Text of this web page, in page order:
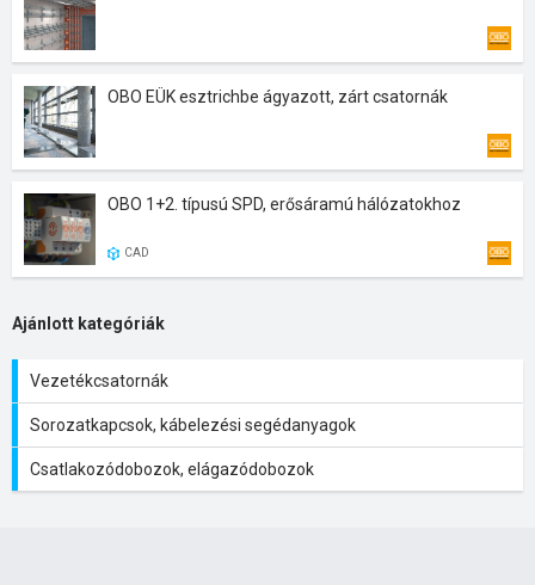
OBO EÜK esztrichbe ágyazott, zárt csatornák
OBO 1+2. típusú SPD, erősáramú hálózatokhoz
CAD
Ajánlott kategóriák
Vezetékcsatornák
Sorozatkapcsok, kábelezési segédanyagok
Csatlakozódobozok, elágazódobozok